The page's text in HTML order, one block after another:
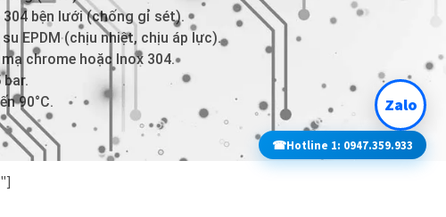
bện lưới (chống gỉ sét).
EPDM (chịu nhiệt, chịu áp lực).
chrome hoặc Inox 304.
90°C.
Zalo
☎Hotline 1: 0947.359.933